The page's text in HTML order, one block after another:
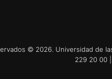
© 2026. Universidad de
229 20 00